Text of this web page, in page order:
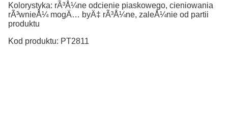
Kolorystyka: rÃ³Å¼ne odcienie piaskowego, cieniowania
rÃ³wnieÅ¼ mogÄ… byÄ‡ rÃ³Å¼ne, zaleÅ¼nie od partii
produktu
Kod produktu: PT2811